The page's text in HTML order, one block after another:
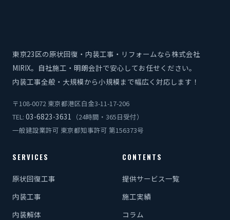
東京23区の原状回復・内装工事・リフォームなら株式会社
MIRIX。自社施工・明朗会計で安心してお任せください。
内装工事全般・大規模から小規模まで幅広く対応します！
〒108-0072 東京都港区白金3-11-17-206
TEL: 03-6823-3631
（24時間・365日受付）
一般建設業許可 東京都知事許可 第156373号
SERVICES
原状回復工事
内装工事
内装解体
CONTENTS
提供サービス一覧
施工実績
コラム